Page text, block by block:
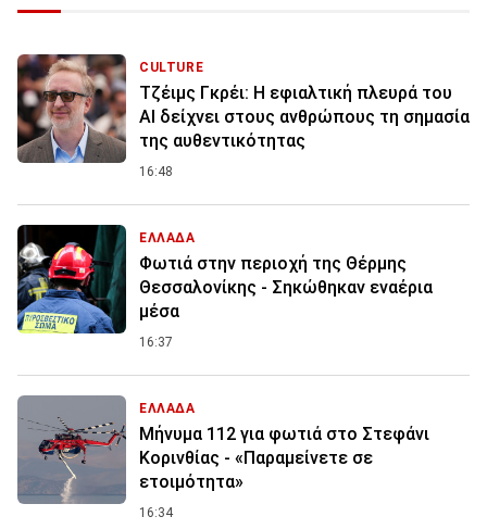
CULTURE
Τζέιμς Γκρέι: H εφιαλτική πλευρά του
ΑI δείχνει στους ανθρώπους τη σημασία
της αυθεντικότητας
16:48
ΕΛΛΑΔΑ
Φωτιά στην περιοχή της Θέρμης
Θεσσαλονίκης - Σηκώθηκαν εναέρια
μέσα
16:37
ΕΛΛΑΔΑ
Μήνυμα 112 για φωτιά στο Στεφάνι
Κορινθίας - «Παραμείνετε σε
ετοιμότητα»
16:34